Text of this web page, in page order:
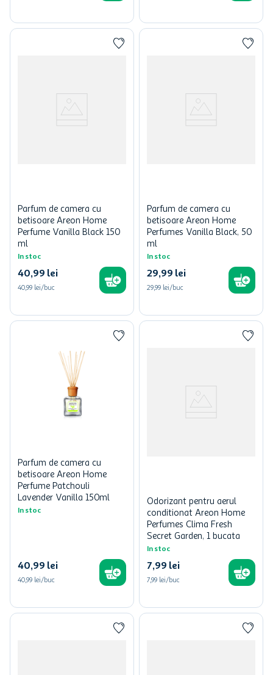
Parfum de camera cu
betisoare Areon Home
Perfume Vanilla Black 150
ml
In stoc
40,99 lei
40,99 lei/buc
Parfum de camera cu
betisoare Areon Home
Perfumes Vanilla Black, 50
ml
In stoc
29,99 lei
29,99 lei/buc
Parfum de camera cu
betisoare Areon Home
Perfume Patchouli
Lavender Vanilla 150ml
In stoc
40,99 lei
40,99 lei/buc
Odorizant pentru aerul
conditionat Areon Home
Perfumes Clima Fresh
Secret Garden, 1 bucata
In stoc
7,99 lei
7,99 lei/buc